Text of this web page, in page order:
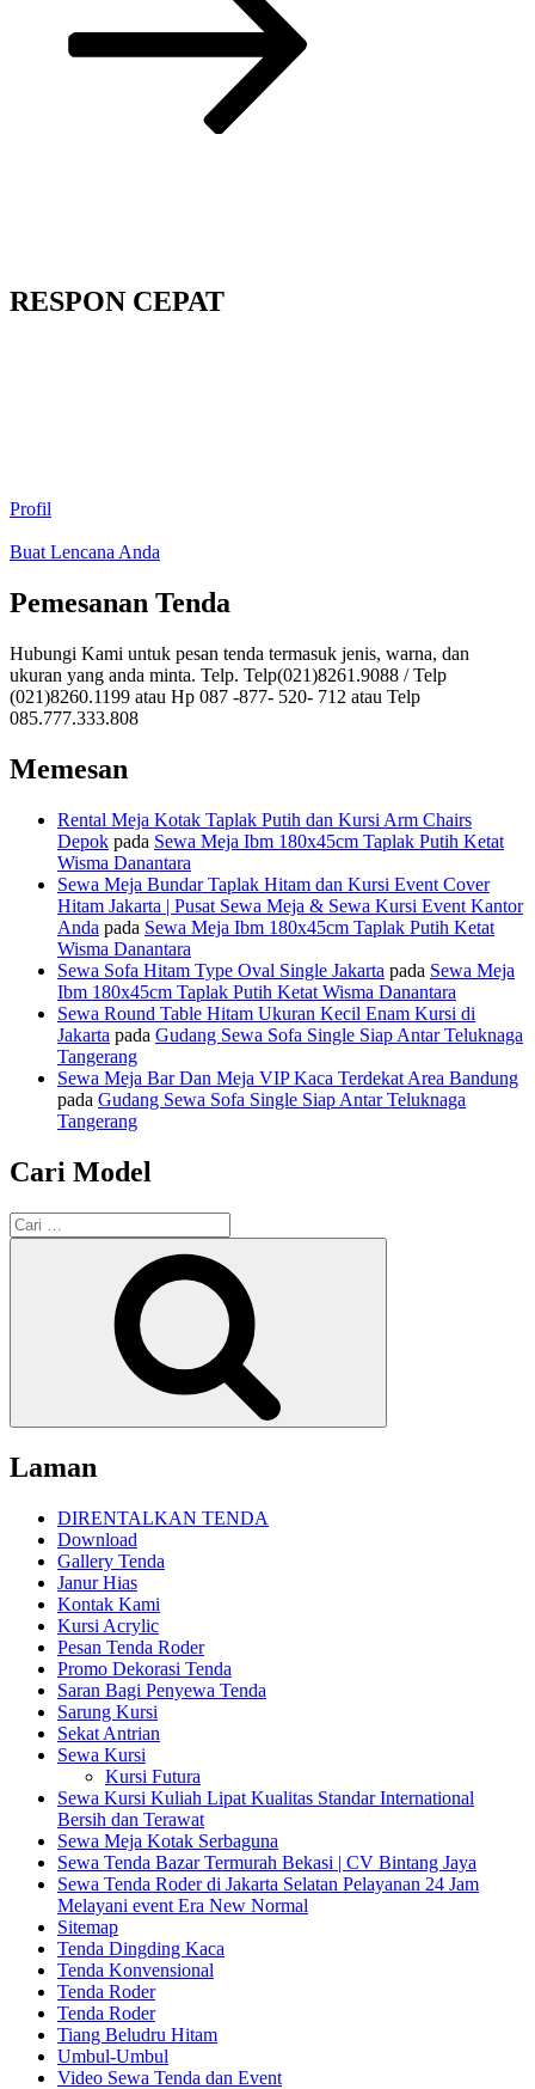
RESPON CEPAT
Profil
Buat Lencana Anda
Pemesanan Tenda
Hubungi Kami untuk pesan tenda termasuk jenis, warna, dan
ukuran yang anda minta. Telp. Telp(021)8261.9088 / Telp
(021)8260.1199 atau Hp 087 -877- 520- 712 atau Telp
085.777.333.808
Memesan
Rental Meja Kotak Taplak Putih dan Kursi Arm Chairs
Depok pada Sewa Meja Ibm 180x45cm Taplak Putih Ketat
Wisma Danantara
Sewa Meja Bundar Taplak Hitam dan Kursi Event Cover
Hitam Jakarta | Pusat Sewa Meja & Sewa Kursi Event Kantor
Anda pada Sewa Meja Ibm 180x45cm Taplak Putih Ketat
Wisma Danantara
Sewa Sofa Hitam Type Oval Single Jakarta pada Sewa Meja
Ibm 180x45cm Taplak Putih Ketat Wisma Danantara
Sewa Round Table Hitam Ukuran Kecil Enam Kursi di
Jakarta pada Gudang Sewa Sofa Single Siap Antar Teluknaga
Tangerang
Sewa Meja Bar Dan Meja VIP Kaca Terdekat Area Bandung
pada Gudang Sewa Sofa Single Siap Antar Teluknaga
Tangerang
Cari Model
Pencarian
untuk:
Laman
DIRENTALKAN TENDA
Download
Gallery Tenda
Janur Hias
Kontak Kami
Kursi Acrylic
Pesan Tenda Roder
Promo Dekorasi Tenda
Saran Bagi Penyewa Tenda
Sarung Kursi
Sekat Antrian
Sewa Kursi
Kursi Futura
Sewa Kursi Kuliah Lipat Kualitas Standar International
Bersih dan Terawat
Sewa Meja Kotak Serbaguna
Sewa Tenda Bazar Termurah Bekasi | CV Bintang Jaya
Sewa Tenda Roder di Jakarta Selatan Pelayanan 24 Jam
Melayani event Era New Normal
Sitemap
Tenda Dingding Kaca
Tenda Konvensional
Tenda Roder
Tenda Roder
Tiang Beludru Hitam
Umbul-Umbul
Video Sewa Tenda dan Event